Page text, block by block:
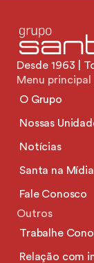
Desde 1963 |
Menu principal
O Grupo
Nossas
Notícias
Santa na Mídia
Fale Conosco
Outros
Trabalhe
Relação com